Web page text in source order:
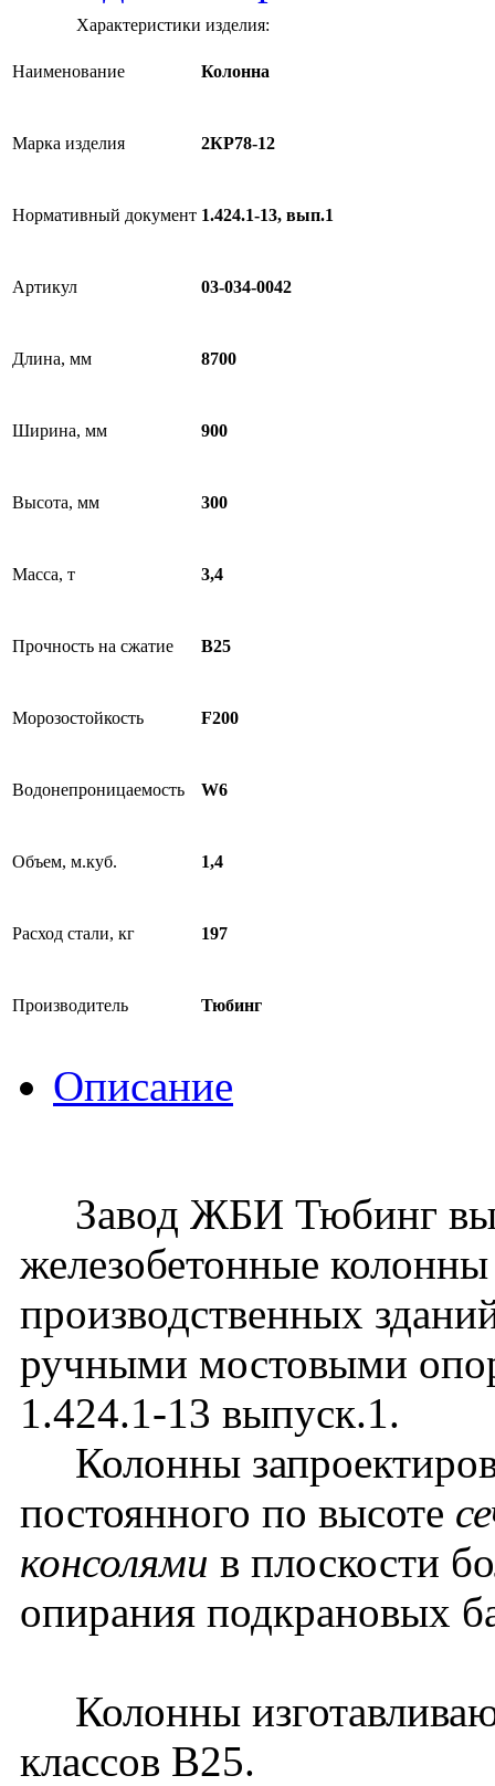
Характеристики изделия:
Наименование Колонна
Марка изделия 2КР78-12
Нормативный документ 1.424.1-13, вып.1
Артикул 03-034-0042
Длина, мм 8700
Ширина, мм 900
Высота, мм 300
Масса, т 3,4
Прочность на сжатие B25
Морозостойкость F200
Водонепроницаемость W6
Объем, м.куб. 1,4
Расход стали, кг 197
Производитель Тюбинг
Описание
Завод ЖБИ Тюбинг
железобетонные
производственных
ручными мостовыми
1.424.1-13 выпуск.1.
Колонны
постоянного по высоте
консолями в плоскости
опирания подкрановых
Колонны
классов В25.